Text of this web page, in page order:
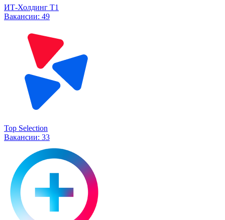
ИТ-Холдинг Т1
Вакансии: 49
Top Selection
Вакансии: 33